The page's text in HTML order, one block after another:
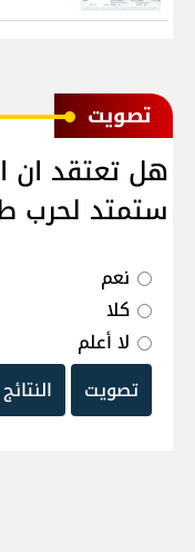
ﺗﺼﻮﻳﺖ
هل تعتقد ان
ستمتد لحرب
نعم
كلا
لا أعلم
تصويت
النتائج